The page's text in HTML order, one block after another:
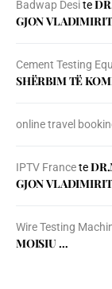
Badwap Desite
GJON VLADIMIRIT
Cement Testing
SHЁRBIM TЁ
online travel
IPTV Francete
GJON VLADIMIRIT
Wire Testing
MOISIU …